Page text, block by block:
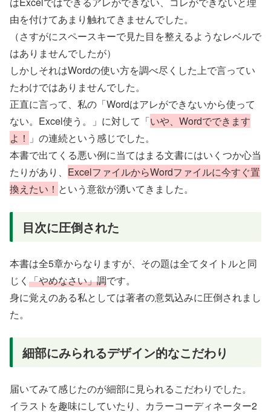
由を付けてあまり触れてきませんでした。
（さすがにスペースキーで見た目を整えるようなレベルで
はありませんでしたが）
しかしそれはWordの使い方を調べ尽くした上で言ってい
たわけではありませんでした。
正直に言って、私の「Wordはアレができないから使って
ない。Excel使う。」に対して「いや、Wordでできます
よ！ 」の連続という感じでした。
本書で出てくる悪い例に当てはまる文書にはいくつか心当
たりがあり、 ExcelファイルからWordファイルに今すぐ置
換えたい！ という意欲が湧いてきました。
目次に圧倒された
本書は全5章からなりますが、その題は全てタイトルと同
じく 「やめなさい」調です。
身に覚えのある私としては著者の意気込みに圧倒されまし
た。
細部にみられるデザイン的なこだわり
届いてみて感じたのが細部に見られるこだわりでした。
イラストを趣味にしていたり、カラーコーディネーター2